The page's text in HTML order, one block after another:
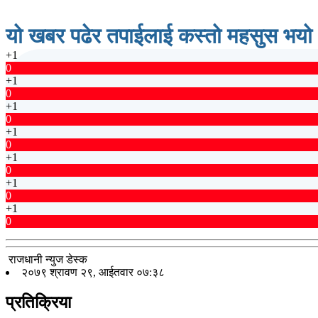
यो खबर पढेर तपाईलाई कस्तो महसुस भयो
+1
0
+1
0
+1
0
+1
0
+1
0
+1
0
+1
0
राजधानी न्युज डेस्क
२०७९ श्रावण २९, आईतवार ०७:३८
प्रतिक्रिया